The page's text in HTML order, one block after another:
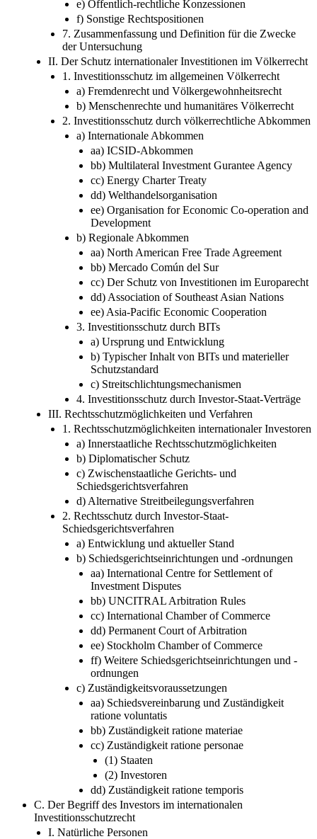
e) Öffentlich-rechtliche Konzessionen
f) Sonstige Rechtspositionen
7. Zusammenfassung und Definition für die Zwecke
der Untersuchung
II. Der Schutz internationaler Investitionen im Völkerrecht
1. Investitionsschutz im allgemeinen Völkerrecht
a) Fremdenrecht und Völkergewohnheitsrecht
b) Menschenrechte und humanitäres Völkerrecht
2. Investitionsschutz durch völkerrechtliche Abkommen
a) Internationale Abkommen
aa) ICSID-Abkommen
bb) Multilateral Investment Gurantee Agency
cc) Energy Charter Treaty
dd) Welthandelsorganisation
ee) Organisation for Economic Co-operation and
Development
b) Regionale Abkommen
aa) North American Free Trade Agreement
bb) Mercado Común del Sur
cc) Der Schutz von Investitionen im Europarecht
dd) Association of Southeast Asian Nations
ee) Asia-Pacific Economic Cooperation
3. Investitionsschutz durch BITs
a) Ursprung und Entwicklung
b) Typischer Inhalt von BITs und materieller
Schutzstandard
c) Streitschlichtungsmechanismen
4. Investitionsschutz durch Investor-Staat-Verträge
III. Rechtsschutzmöglichkeiten und Verfahren
1. Rechtsschutzmöglichkeiten internationaler Investoren
a) Innerstaatliche Rechtsschutzmöglichkeiten
b) Diplomatischer Schutz
c) Zwischenstaatliche Gerichts- und
Schiedsgerichtsverfahren
d) Alternative Streitbeilegungsverfahren
2. Rechtsschutz durch Investor-Staat-
Schiedsgerichtsverfahren
a) Entwicklung und aktueller Stand
b) Schiedsgerichtseinrichtungen und -ordnungen
aa) International Centre for Settlement of
Investment Disputes
bb) UNCITRAL Arbitration Rules
cc) International Chamber of Commerce
dd) Permanent Court of Arbitration
ee) Stockholm Chamber of Commerce
ff) Weitere Schiedsgerichtseinrichtungen und -
ordnungen
c) Zuständigkeitsvoraussetzungen
aa) Schiedsvereinbarung und Zuständigkeit
ratione voluntatis
bb) Zuständigkeit ratione materiae
cc) Zuständigkeit ratione personae
(1) Staaten
(2) Investoren
dd) Zuständigkeit ratione temporis
C. Der Begriff des Investors im internationalen
Investitionsschutzrecht
I. Natürliche Personen